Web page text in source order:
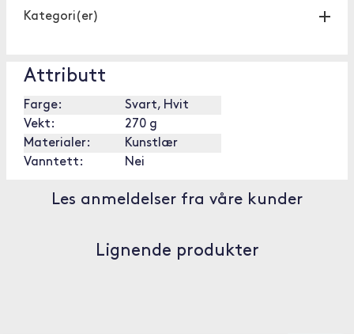
Kategori(er)
Attributt
Farge:
Svart, Hvit
Vekt:
270 g
Materialer:
Kunstlær
Vanntett:
Nei
Les anmeldelser fra våre kunder
Lignende produkter